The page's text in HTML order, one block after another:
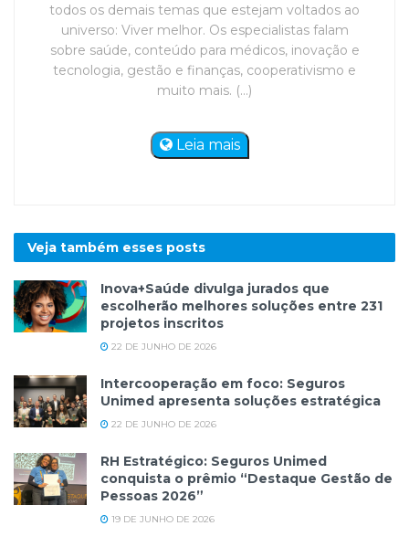
todos os demais temas que estejam voltados ao
universo: Viver melhor. Os especialistas falam
sobre saúde, conteúdo para médicos, inovação e
tecnologia, gestão e finanças, cooperativismo e
muito mais. (...)
Leia mais
Veja também esses posts
Inova+Saúde divulga jurados que
escolherão melhores soluções entre 231
projetos inscritos
22 DE JUNHO DE 2026
Intercooperação em foco: Seguros
Unimed apresenta soluções estratégica
22 DE JUNHO DE 2026
RH Estratégico: Seguros Unimed
conquista o prêmio “Destaque Gestão de
Pessoas 2026”
19 DE JUNHO DE 2026